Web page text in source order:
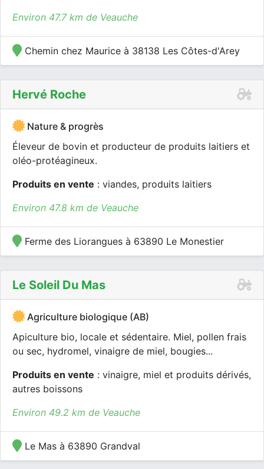
Environ 47.7 km de Veauche
Chemin chez Maurice à 38138 Les Côtes-d'Arey
Hervé Roche
Nature & progrès
Éleveur de bovin et producteur de produits laitiers et
oléo-protéagineux.
Produits en vente : viandes, produits laitiers
Environ 47.8 km de Veauche
Ferme des Liorangues à 63890 Le Monestier
Le Soleil Du Mas
Agriculture biologique (AB)
Apiculture bio, locale et sédentaire. Miel, pollen frais
ou sec, hydromel, vinaigre de miel, bougies...
Produits en vente : vinaigre, miel et produits dérivés,
autres boissons
Environ 49.2 km de Veauche
Le Mas à 63890 Grandval